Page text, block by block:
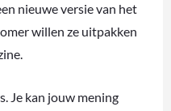
nieuwe versie van het
willen ze uitpakken
Je kan jouw mening